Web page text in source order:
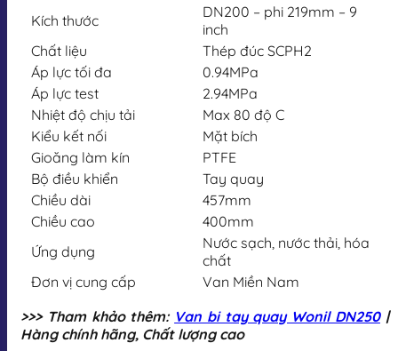
Kích thước
DN200 – phi 219mm – 9
inch
Chất liệu
Thép đúc SCPH2
Áp lực tối đa
0.94MPa
Áp lực test
2.94MPa
Nhiệt độ chịu tải
Max 80 độ C
Kiểu kết nối
Mặt bích
Gioăng làm kín
PTFE
Bộ điều khiển
Tay quay
Chiều dài
457mm
Chiều cao
400mm
Ứng dụng
Nước sạch, nước thải, hóa
chất
Đơn vị cung cấp
Van Miền Nam
>>> Tham khảo thêm: Van bi tay quay Wonil DN250|
Hàng chính hãng, Chất lượng cao